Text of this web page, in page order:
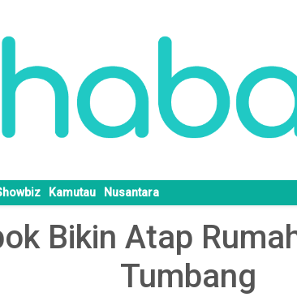
Kamutau Nusantara
Bikin Atap
Tumbang